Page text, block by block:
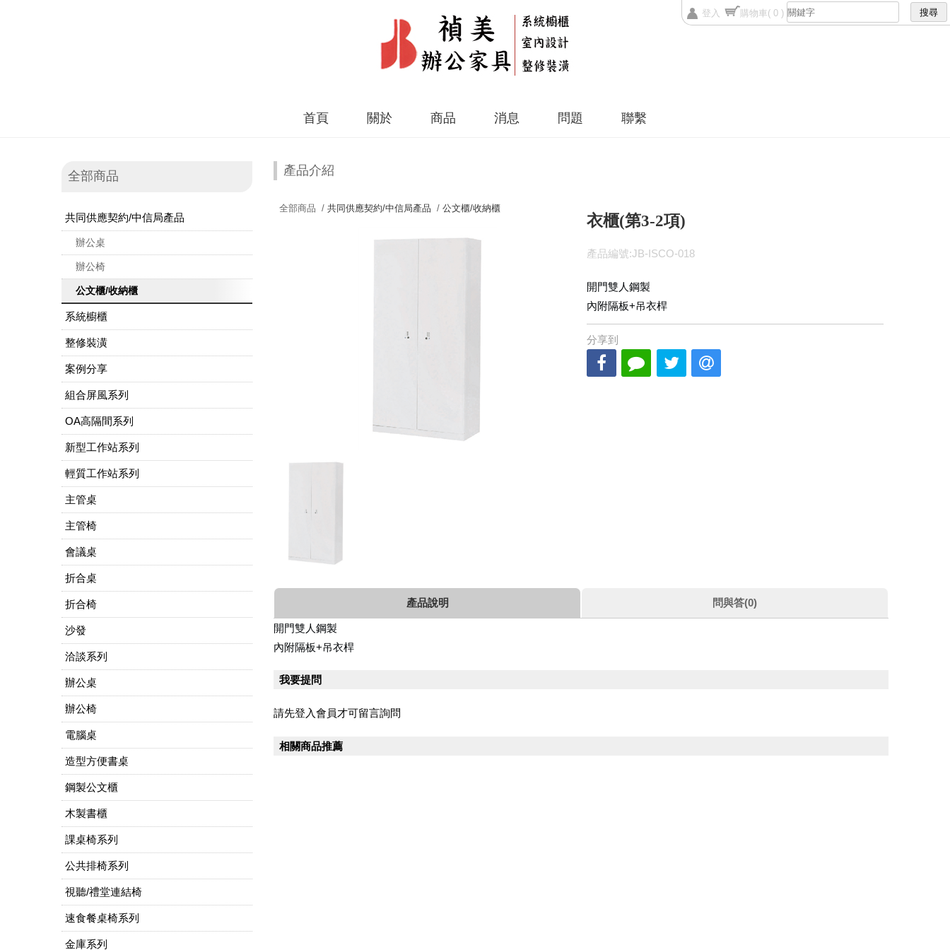
登入 購物車( 0 )
首頁 關於 商品 消息 問題 聯繫
全部商品
共同供應契約/中信局產品
辦公桌
辦公椅
公文櫃/收納櫃
系統櫥櫃
整修裝潢
案例分享
組合屏風系列
OA高隔間系列
新型工作站系列
輕質工作站系列
主管桌
主管椅
會議桌
折合桌
折合椅
沙發
洽談系列
辦公桌
辦公椅
電腦桌
造型方便書桌
鋼製公文櫃
木製書櫃
課桌椅系列
公共排椅系列
視聽/禮堂連結椅
速食餐桌椅系列
金庫系列
產品介紹
全部商品 / 共同供應契約/中信局產品 / 公文櫃/收納櫃
衣櫃(第3-2項)
產品編號:JB-ISCO-018
開門雙人鋼製
內附隔板+吊衣桿
分享到
產品說明 問與答(0)
開門雙人鋼製
內附隔板+吊衣桿
我要提問
請先登入會員才可留言詢問
相關商品推薦